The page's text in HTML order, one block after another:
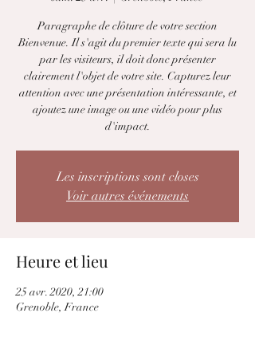
Paragraphe de clôture de votre section
Bienvenue. Il s'agit du premier texte qui sera lu
par les visiteurs, il doit donc présenter
clairement l'objet de votre site. Capturez leur
attention avec une présentation intéressante, et
ajoutez une image ou une vidéo pour plus
d'impact.
Les inscriptions sont closes
Voir autres événements
Heure et lieu
25 avr. 2020, 21:00
Grenoble, France